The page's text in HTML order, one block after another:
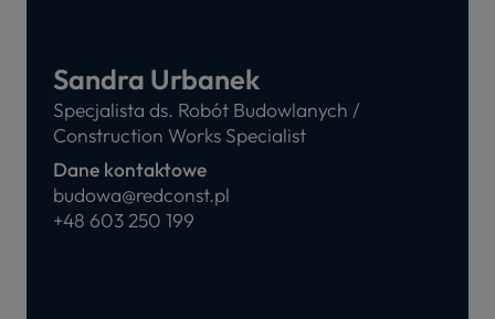
Sandra Urbanek
Specjalista ds. Robót Budowlanych /
Construction Works Specialist
Dane kontaktowe
budowa@redconst.pl
+48 603 250 199